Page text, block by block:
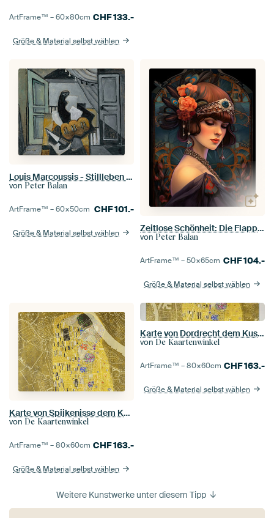
ArtFrame™ –60×80cm CHF133.-
Größe & Material selbst wählen
Louis Marcoussis - Stillleben mit Brot und Messer (ca. 1928-29)
von Peter Balan
ArtFrame™ –60×50cm CHF101.-
Größe & Material selbst wählen Zeitlose Schönheit: Die Flapper der Goldenen Zwanziger
von Peter Balan
ArtFrame™ –50×65cm CHF104.-
Größe & Material selbst wählen
Karte von Spijkenisse dem Kuss von Gustav Klimt
von De Kaartenwinkel
ArtFrame™ –80×60cm CHF163.-
Größe & Material selbst wählen
Karte von Dordrecht dem Kuss von Gustav Klimt
von De Kaartenwinkel
ArtFrame™ –80×60cm CHF163.-
Größe & Material selbst wählen
Weitere Kunstwerke unter diesem Tipp